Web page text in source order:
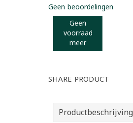
Geen beoordelingen
Geen
voorraad
meer
SHARE PRODUCT
Productbeschrijving